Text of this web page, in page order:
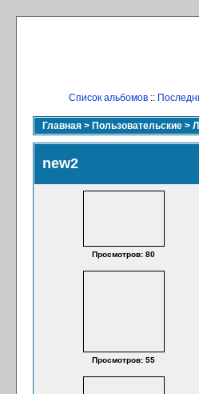
Список альбомов ::
Главная > Пользовательские >
new2
Просмотров: 80
Просмотров: 55